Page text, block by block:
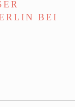
BEI